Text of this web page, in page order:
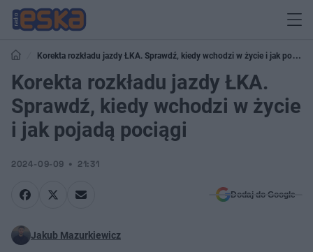
Korekta rozkładu jazdy ŁKA. Sprawdź, kiedy wchodzi w życie i jak pojadą
pociągi
Korekta rozkładu jazdy ŁKA.
Sprawdź, kiedy wchodzi w życie
i jak pojadą pociągi
2024-09-09 21:31
Dodaj do Google
Jakub Mazurkiewicz